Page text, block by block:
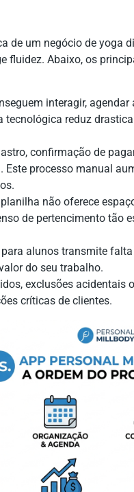
de um negócio de yoga
fluidez. Abaixo, os
interagir, agendar
reduz
confirmação de
Este processo manual
não oferece
de pertencimento tão
alunos transmite
do seu trabalho.
exclusões acidentais
críticas de clientes.